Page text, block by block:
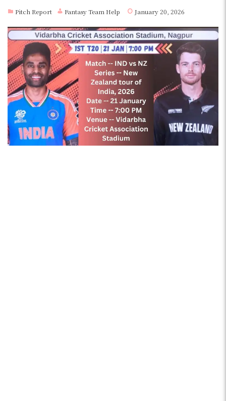
Pitch Report Fantasy Team Help January 20, 2026